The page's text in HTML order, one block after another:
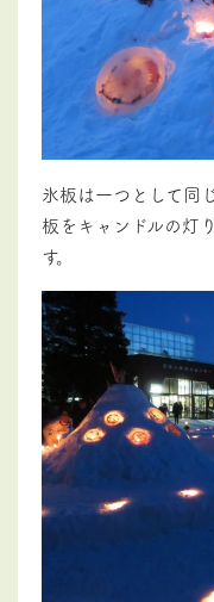
氷板は一つとして同
板をキャンドルの灯
す。